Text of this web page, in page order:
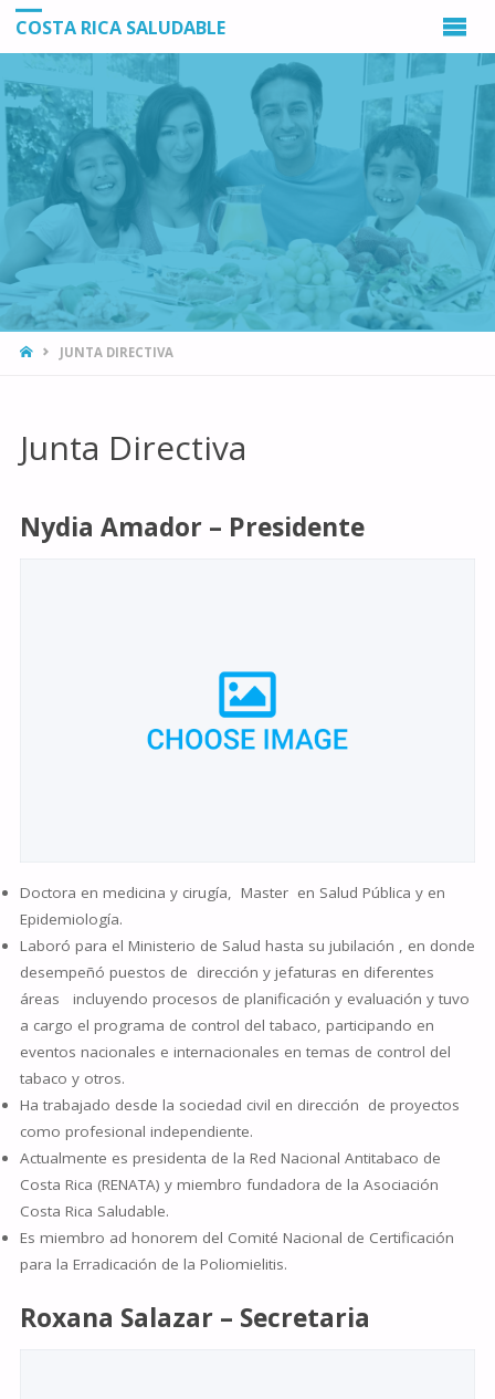
COSTA RICA SALUDABLE
INICIOJUNTA DIRECTIVA
Junta Directiva
Nydia Amador– Presidente
Doctora en medicina y cirugía, Master en Salud Pública y en
Epidemiología.
Laboró para el Ministerio de Salud hasta su jubilación , en donde
desempeñó puestos de dirección y jefaturas en diferentes
áreas incluyendo procesos de planificación y evaluación y tuvo
a cargo el programa de control del tabaco, participando en
eventos nacionales e internacionales en temas de control del
tabaco y otros.
Ha trabajado desde la sociedad civil en dirección de proyectos
como profesional independiente.
Actualmente es presidenta de la Red Nacional Antitabaco de
Costa Rica (RENATA) y miembro fundadora de la Asociación
Costa Rica Saludable.
Es miembro ad honorem del Comité Nacional de Certificación
para la Erradicación de la Poliomielitis.
Roxana Salazar – Secretaria